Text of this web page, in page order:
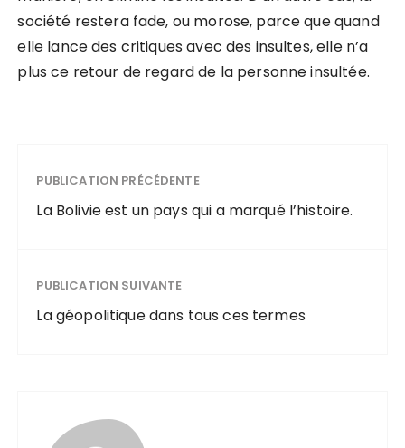
société restera fade, ou morose, parce que quand
elle lance des critiques avec des insultes, elle n’a
plus ce retour de regard de la personne insultée.
PUBLICATION PRÉCÉDENTE
La Bolivie est un pays qui a marqué l’histoire.
PUBLICATION SUIVANTE
La géopolitique dans tous ces termes